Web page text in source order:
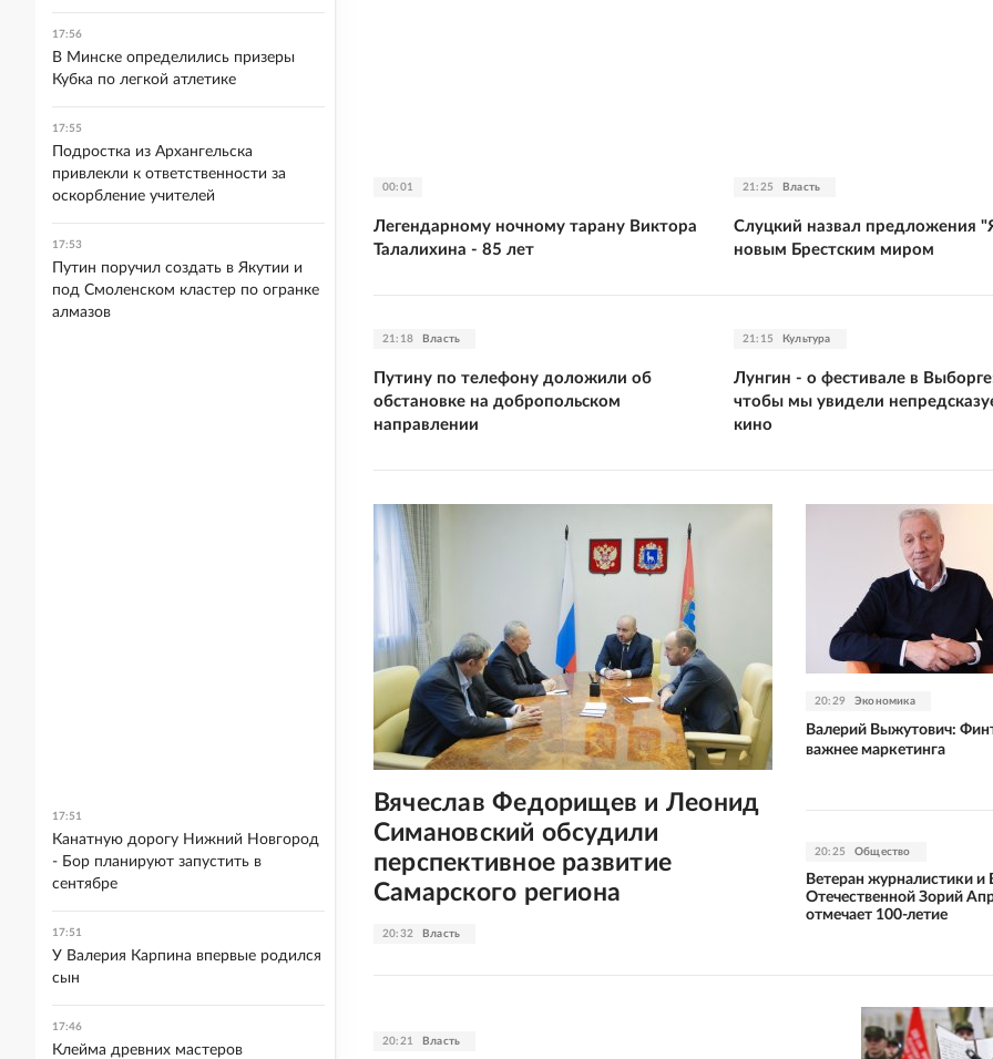
00:01
Легендарному ночному тарану Виктора
Талалихина - 85 лет
21:25 Власть
Слуцкий назвал предложения
новым Брестским миром
21:18 Власть
Путину по телефону доложили об
обстановке на добропольском
направлении
21:15 Культура
Лунгин - о фестивале в
чтобы мы увидели
кино
20:32 Власть
Вячеслав Федорищев и Леонид
Симановский обсудили
перспективное развитие
Самарского региона
20:29 Экономика
Валерий Выжутович:
важнее маркетинга
20:25 Общество
Ветеран журналистики и
Отечественной Зорий
отмечает 100-летие
20:21 Власть
17:56
В Минске определились призеры
Кубка по легкой атлетике
17:55
Подростка из Архангельска
привлекли к ответственности за
оскорбление учителей
17:53
Путин поручил создать в Якутии и
под Смоленском кластер по огранке
алмазов
17:51
Канатную дорогу Нижний Новгород
- Бор планируют запустить в
сентябре
17:51
У Валерия Карпина впервые родился
сын
17:46
Клейма древних мастеров